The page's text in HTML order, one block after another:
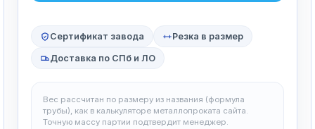
Сертификат завода Резка в размер
Доставка по СПб и ЛО
Вес рассчитан по размеру из названия (формула
трубы), как в калькуляторе металлопроката сайта.
Точную массу партии подтвердит менеджер.